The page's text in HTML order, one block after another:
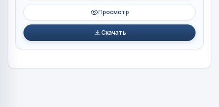
Просмотр
Скачать